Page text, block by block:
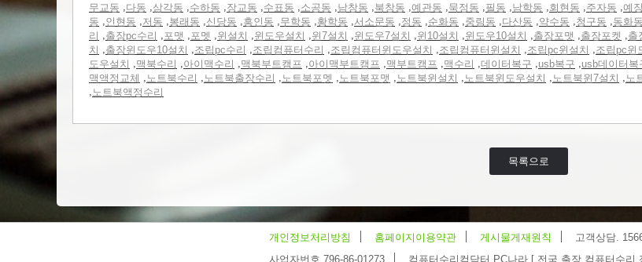
무교동 ,다동 ,삼각동 ,수하동 ,장교동 ,수표동 ,소공동 ,남창동 ,북창동 ,예관동 ,묵정동 ,필동 ,남학동 ,회현동 ,주자동 ,예
동 ,인현동 ,저동 ,봉래동 ,신당동 ,흥인동 ,무학동 ,황학동 ,서소문동 ,정동 ,순화동 ,중림동 ,다산동 ,약수동 ,청구동 ,동화동
리 ,출장pc수리 ,포맷 ,포멧 ,윈설치 ,윈도우설치 ,윈7설치 ,윈도우7설치 ,윈10설치 ,윈도우10설치 ,출장포맷 ,출장포켓 ,출
치 ,출장윈도우10설치 ,조립pc수리 ,조립컴퓨터수리 ,조립컴퓨터윈도우설치 ,조립컴퓨터윈설치 ,조립pc윈설치 ,조립pc윈
도우설치 ,맥북수리 ,아이맥수리 ,맥북부트캠프 ,아이맥부트캠프 ,맥부트캠프 ,맥수리 ,데이터복구 ,usb복구 ,usb데이터복
맥액정교체 ,노트북수리 ,노트북출장수리 ,노트북포멧 ,노트북포맷 ,노트북윈설치 ,노트북윈도우설치 ,노트북윈7설치 ,노
,노트북액정수리
목록으로
개인정보처리방침 홈페이지이용약관 게시물게재원칙 고객상담.
사업자번호 796-86-01273
컴퓨터수리컴닥터 PC나라 [ 전국 출장 컴퓨터수리